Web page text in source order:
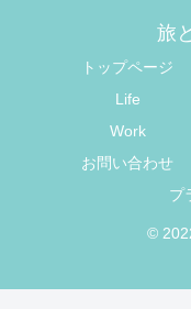
旅
トップページ
Life
Work
お問い合わせ
プ
©